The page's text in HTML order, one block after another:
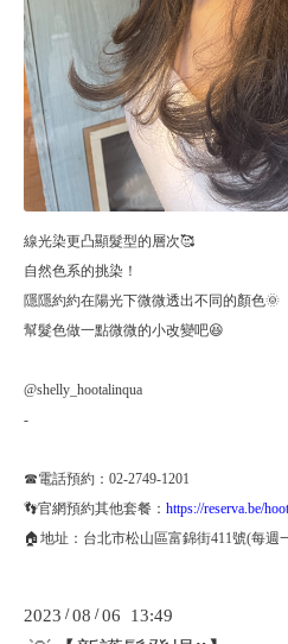
線光染更凸顯髮型的層次🥰
自然色系的挑染！
隱隱約約在陽光下微微透出不同的顏色🌞
幫髮色做一點微微的小改變吧😆
@shelly_hootalinqua
-
☎電話預約：02-2749-1201
👣官網預約其他套餐： https://reserva.be/
🏠地址：台北市松山區富錦街411號(每週
2023 /08 /06 13:49